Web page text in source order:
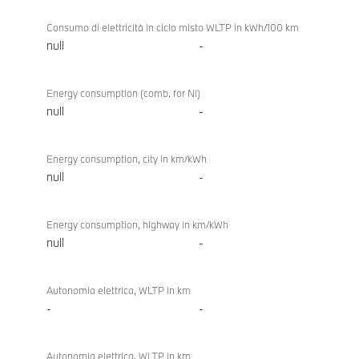
Consumo di elettricità in ciclo misto WLTP in kWh/100 km
null -
Energy consumption (comb. for NI)
null -
Energy consumption, city in km/kWh
null -
Energy consumption, highway in km/kWh
null -
Autonomia elettrica, WLTP in km
- -
Autonomia elettrica, WLTP in km